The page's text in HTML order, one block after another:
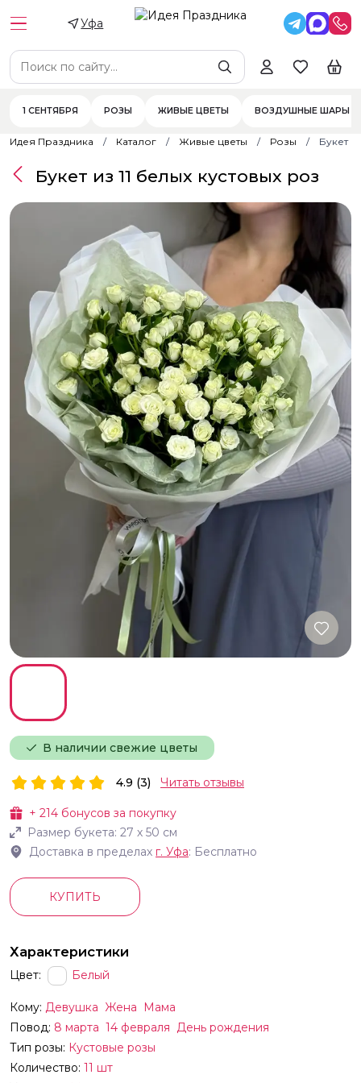
Уфа
1 СЕНТЯБРЯ РОЗЫ ЖИВЫЕ ЦВЕТЫ ВОЗДУШНЫЕ ШАРЫ
Идея Праздника Каталог Живые цветы Розы Букет
В наличии свежие цветы
Букет из 11 белых кустовых роз
+ 214 бонусов за покупку
Размер букета: 27 х 50 см
Доставка в пределах г. Уфа: Бесплатно
4.9 (3) Читать отзывы
КУПИТЬ
Характеристики
Цвет: Белый
Кому: Девушка Жена
Мама
Повод: 8 марта 14 февраля День рождения
Тип розы: Кустовые розы
Количество: 11 шт